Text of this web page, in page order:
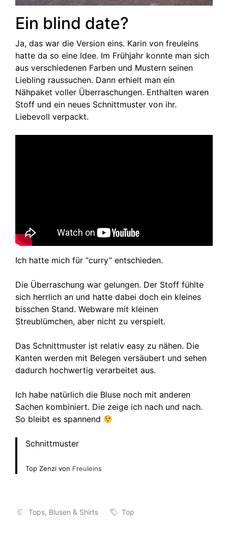
Ein blind date?
Ja, das war die Version eins. Karin von freuleins
hatte da so eine Idee. Im Frühjahr konnte man sich
aus verschiedenen Farben und Mustern seinen
Liebling raussuchen. Dann erhielt man ein
Nähpaket voller Überraschungen. Enthalten waren
Stoff und ein neues Schnittmuster von ihr.
Liebevoll verpackt.
Ich hatte mich für “curry” entschieden.
Die Überraschung war gelungen. Der Stoff fühlte
sich herrlich an und hatte dabei doch ein kleines
bisschen Stand. Webware mit kleinen
Streublümchen, aber nicht zu verspielt.
Das Schnittmuster ist relativ easy zu nähen. Die
Kanten werden mit Belegen versäubert und sehen
dadurch hochwertig verarbeitet aus.
Ich habe natürlich die Bluse noch mit anderen
Sachen kombiniert. Die zeige ich nach und nach.
So bleibt es spannend
Schnittmuster
Top Zenzi von Freuleins
Tops, Blusen & Shirts Top